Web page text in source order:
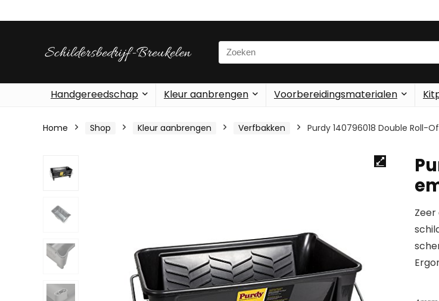
Search
for:
Handgereedschap Kleur aanbrengen Voorbereidingsmaterialen
Home Shop Kleur aanbrengen Verfbakken Purdy 140796018 Double Roll-